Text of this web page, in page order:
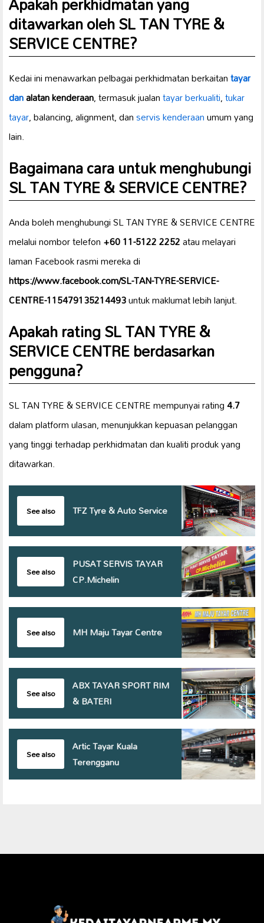
ditawarkan oleh SL TAN TYRE &
SERVICE CENTRE?
Kedai ini menawarkan pelbagai perkhidmatan berkaitantayar
danalatan kenderaan, termasuk jualantayar berkualiti,tukar
tayar, balancing, alignment, danservis kenderaanumum yang
lain.
Bagaimana cara untuk menghubungi
SL TAN TYRE & SERVICE CENTRE?
Anda boleh menghubungi SL TAN TYRE & SERVICE CENTRE
melalui nombor telefon+60 11-5122 2252atau melayari
laman Facebook rasmi mereka di
https://www.facebook.com/SL-TAN-TYRE-SERVICE-
CENTRE-115479135214493untuk maklumat lebih lanjut.
Apakah rating SL TAN TYRE &
SERVICE CENTRE berdasarkan
pengguna?
SL TAN TYRE & SERVICE CENTRE mempunyai rating4.7
dalam platform ulasan, menunjukkan kepuasan pelanggan
yang tinggi terhadap perkhidmatan dan kualiti produk yang
ditawarkan.
See also TFZ Tyre & Auto Service
See also
PUSAT SERVIS TAYAR
CP.Michelin
See also MH Maju Tayar Centre
See also
ABX TAYAR SPORT RIM
& BATERI
See also
Artic Tayar Kuala
Terengganu